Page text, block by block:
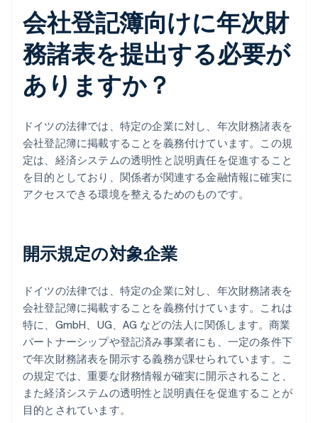
会社登記簿向けに年次財
務諸表を提出する必要が
ありますか？
ドイツの法律では、特定の企業に対し、年次財務諸表を
会社登記簿に掲載することを義務付けています。この規
定は、経済システムの透明性と説明責任を促進すること
を目的としており、関係者が関連する金融情報に確実に
アクセスできる環境を整えるためのものです。
開示規定の対象企業
ドイツの法律では、特定の企業に対し、年次財務諸表を
会社登記簿に掲載することを義務付けています。これは
特に、GmbH、UG、AG などの法人に関係します。商業
パートナーシップや登記済み事業者にも、一定の条件下
で年次財務諸表を開示する義務が課せられています。こ
の規定では、重要な財務情報が確実に開示されること、
また経済システムの透明性と説明責任を促進することが
目的とされています。